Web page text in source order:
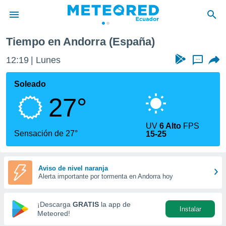
de
ha
calidad.
a este
las
y
forma
digital
basada
Tiempo en Andorra (España)
12:19 Lunes ...
Soleado
27°
Sensación de 27°
UV6 Alto FPS
15-25
Aviso de nivel naranja
Alerta importante por tormenta en Andorra hoy
¡Descarga GRATIS la app de
Meteored!
Instalar